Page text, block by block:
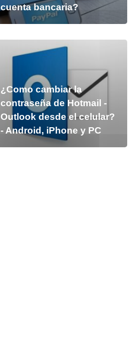
cuenta bancaria?
¿Como cambiar la
contraseña de Hotmail -
Outlook desde el celular?
- Android, iPhone y PC